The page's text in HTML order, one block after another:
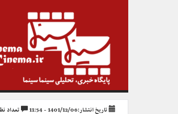
تاریخ انتشار:1401/12/06 - 11:54 تعداد